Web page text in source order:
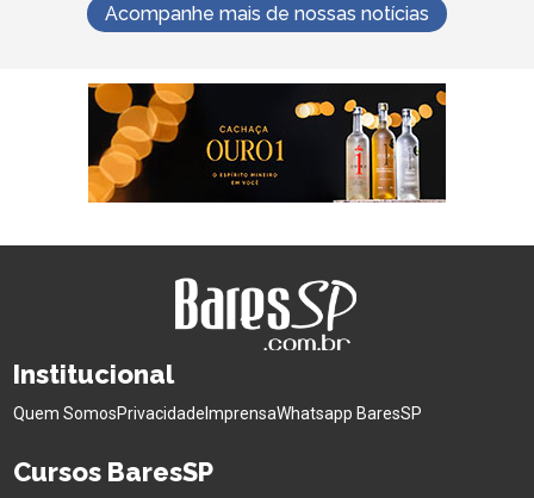
Acompanhe mais de nossas notícias
Institucional
Quem SomosPrivacidade ImprensaWhatsapp BaresSP
Cursos BaresSP